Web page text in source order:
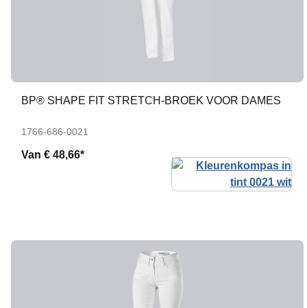
BP® SHAPE FIT STRETCH-BROEK VOOR DAMES
1766-686-0021
Van € 48,66*